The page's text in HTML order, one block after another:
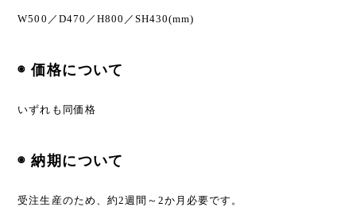
W500／D470／H800／SH430(mm)
◉ 価格について
いずれも同価格
◉ 納期について
受注生産のため、約2週間～2か月必要です。